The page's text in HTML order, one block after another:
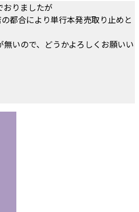
おりましたが
都合により単行本発売取り止めと
いので、どうかよろしくお願いい